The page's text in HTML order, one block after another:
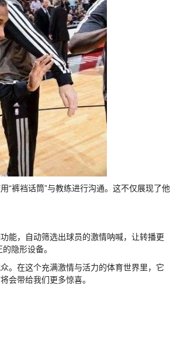
“裤裆话筒”与教练进行沟通。这不仅展现了他
能，自动筛选出球员的激情呐喊，让转播更
隐形设备。
。在这个充满激情与活力的体育世界里，它
会带给我们更多惊喜。